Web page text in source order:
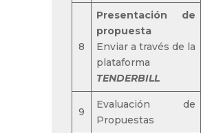
8
Presentación de
propuesta
Enviar a través de la
plataforma
TENDERBILL
9
Evaluación de
Propuestas